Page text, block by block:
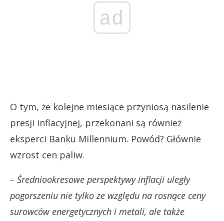
ad
O tym, że kolejne miesiące przyniosą nasilenie
presji inflacyjnej, przekonani są również
eksperci Banku Millennium. Powód? Głównie
wzrost cen paliw.
– Średniookresowe perspektywy inflacji uległy
pogorszeniu nie tylko ze względu na rosnące ceny
surowców energetycznych i metali, ale także